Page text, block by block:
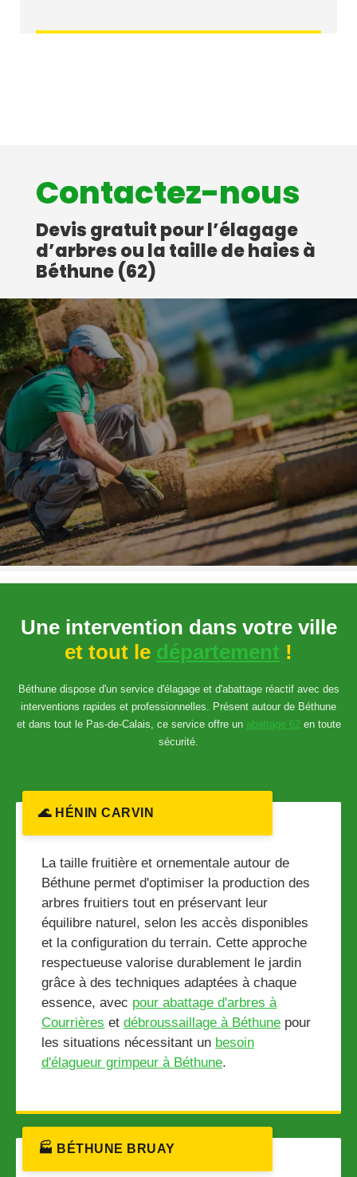
Contactez-nous
Devis gratuit pour l’élagage
d’arbres ou la taille de haies à
Béthune (62)
Une intervention dans votre ville
et tout le département !
Béthune dispose d'un service d'élagage et d'abattage réactif avec des
interventions rapides et professionnelles. Présent autour de Béthune
et dans tout le Pas-de-Calais, ce service offre un abattage 62 en toute
sécurité.
🌊 HÉNIN CARVIN
La taille fruitière et ornementale autour de
Béthune permet d'optimiser la production des
arbres fruitiers tout en préservant leur
équilibre naturel, selon les accès disponibles
et la configuration du terrain. Cette approche
respectueuse valorise durablement le jardin
grâce à des techniques adaptées à chaque
essence, avec pour abattage d'arbres à
Courrières et débroussaillage à Béthune pour
les situations nécessitant un besoin
d'élagueur grimpeur à Béthune.
🏭 BÉTHUNE BRUAY